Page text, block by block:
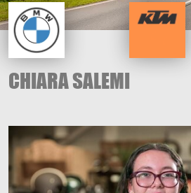
CHIARA SALEMI